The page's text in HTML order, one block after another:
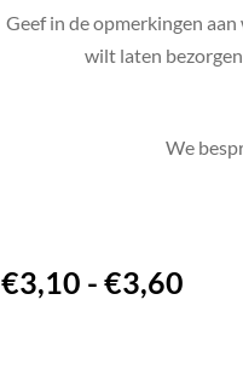
Geef in de opmerkingen
wilt laten
We
€3,10 - €3,60